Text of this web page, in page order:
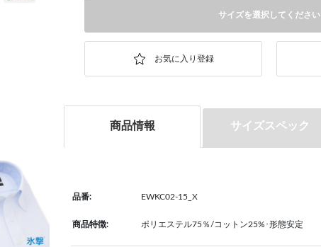
サイズを選択してください
商品情報 サイズスペック
品番: EWKC02-15_X
商品特徴: ポリエステル75％/コットン25%･形態安定